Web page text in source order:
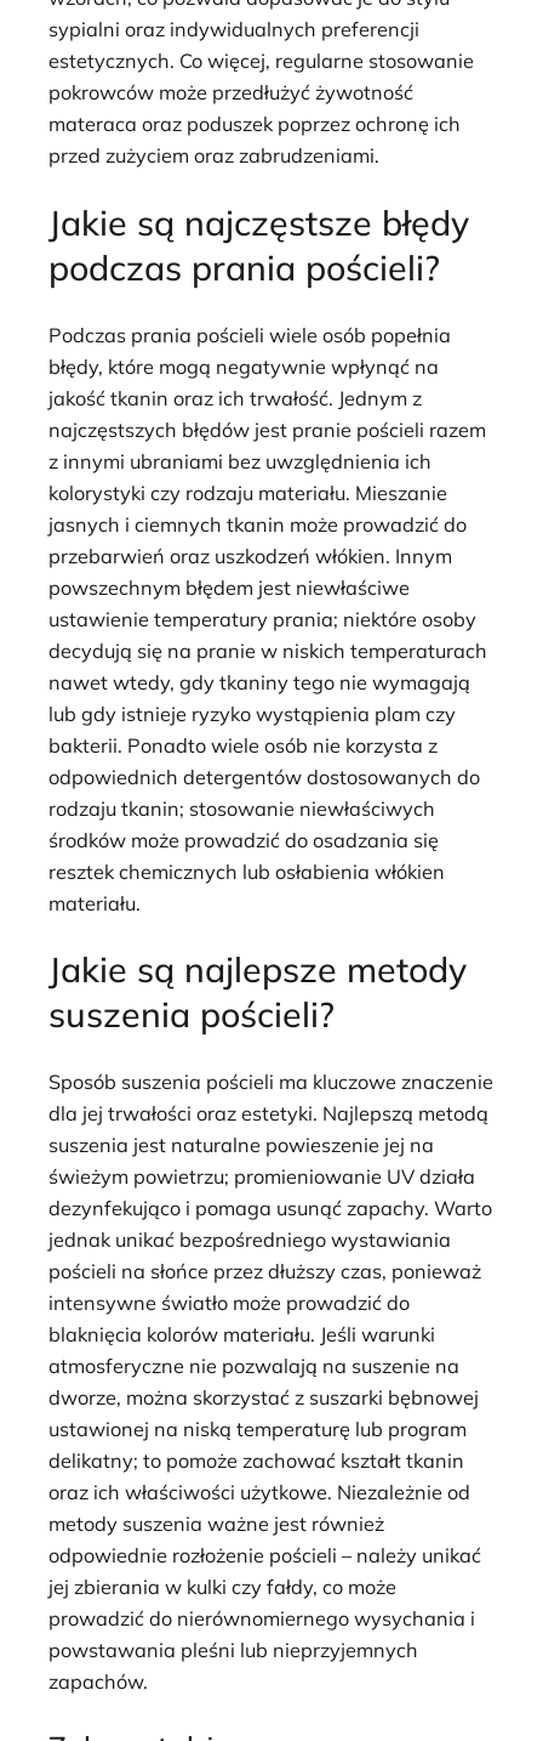
sypialni oraz indywidualnych preferencji
estetycznych. Co więcej, regularne stosowanie
pokrowców może przedłużyć żywotność
materaca oraz poduszek poprzez ochronę ich
przed zużyciem oraz zabrudzeniami.
Jakie są najczęstsze błędy
podczas prania pościeli?
Podczas prania pościeli wiele osób popełnia
błędy, które mogą negatywnie wpłynąć na
jakość tkanin oraz ich trwałość. Jednym z
najczęstszych błędów jest pranie pościeli razem
z innymi ubraniami bez uwzględnienia ich
kolorystyki czy rodzaju materiału. Mieszanie
jasnych i ciemnych tkanin może prowadzić do
przebarwień oraz uszkodzeń włókien. Innym
powszechnym błędem jest niewłaściwe
ustawienie temperatury prania; niektóre osoby
decydują się na pranie w niskich temperaturach
nawet wtedy, gdy tkaniny tego nie wymagają
lub gdy istnieje ryzyko wystąpienia plam czy
bakterii. Ponadto wiele osób nie korzysta z
odpowiednich detergentów dostosowanych do
rodzaju tkanin; stosowanie niewłaściwych
środków może prowadzić do osadzania się
resztek chemicznych lub osłabienia włókien
materiału.
Jakie są najlepsze metody
suszenia pościeli?
Sposób suszenia pościeli ma kluczowe znaczenie
dla jej trwałości oraz estetyki. Najlepszą metodą
suszenia jest naturalne powieszenie jej na
świeżym powietrzu; promieniowanie UV działa
dezynfekująco i pomaga usunąć zapachy. Warto
jednak unikać bezpośredniego wystawiania
pościeli na słońce przez dłuższy czas, ponieważ
intensywne światło może prowadzić do
blaknięcia kolorów materiału. Jeśli warunki
atmosferyczne nie pozwalają na suszenie na
dworze, można skorzystać z suszarki bębnowej
ustawionej na niską temperaturę lub program
delikatny; to pomoże zachować kształt tkanin
oraz ich właściwości użytkowe. Niezależnie od
metody suszenia ważne jest również
odpowiednie rozłożenie pościeli – należy unikać
jej zbierania w kulki czy fałdy, co może
prowadzić do nierównomiernego wysychania i
powstawania pleśni lub nieprzyjemnych
zapachów.